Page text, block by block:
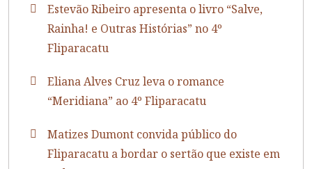
Estevão Ribeiro apresenta o livro “Salve,
Rainha! e Outras Histórias” no 4º
Fliparacatu
Eliana Alves Cruz leva o romance
“Meridiana” ao 4º Fliparacatu
Matizes Dumont convida público do
Fliparacatu a bordar o sertão que existe em